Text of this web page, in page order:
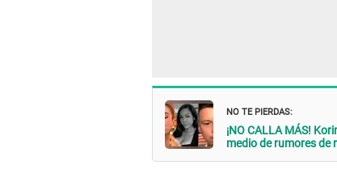
NO TE PIERDAS:
¡NO CALLA MÁS!
medio de rumores de